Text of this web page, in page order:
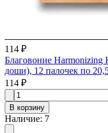
114 ₽
Благовоние Harmonizing
доши), 12 палочек по
114 ₽
В корзину
Наличие: 7